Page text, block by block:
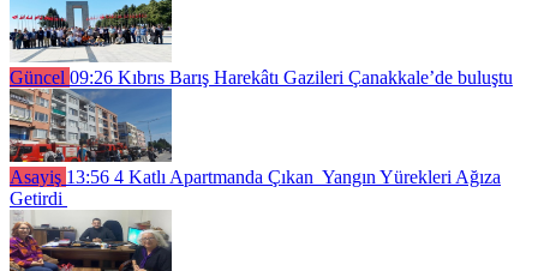
Güncel 09:26 Kıbrıs Barış Harekâtı Gazileri Çanakkale’de buluştu
Asayiş 13:56 4 Katlı Apartmanda Çıkan Yangın Yürekleri Ağıza
Getirdi